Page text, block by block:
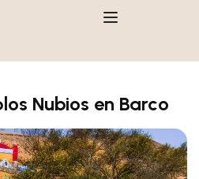
Nubios en Barco